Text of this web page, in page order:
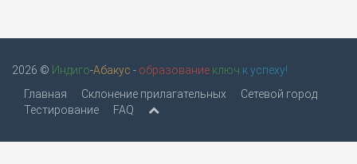
2026 © Индиго-Абакус - образование ключ к успеху!
Главная
Склонение прилагательных
Сетевой город
Тестирование
FAQ